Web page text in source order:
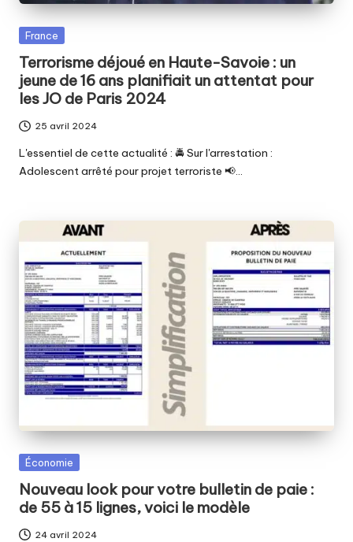
Posted
France
Terrorisme déjoué en Haute-Savoie : un
jeune de 16 ans planifiait un attentat pour
les JO de Paris 2024
25 avril 2024
L'essentiel de cette actualité : 🚔 Sur l'arrestation :
Adolescent arrêté pour projet terroriste 📢…
Posted
Économie
Nouveau look pour votre bulletin de paie :
de 55 à 15 lignes, voici le modèle
24 avril 2024